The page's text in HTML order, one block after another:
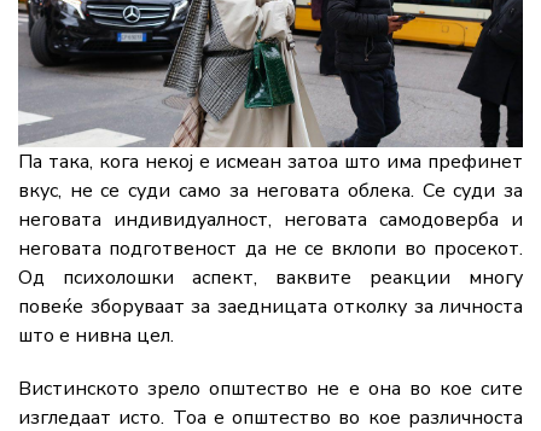
Па така, кога некој е исмеан затоа што има префинет
вкус, не се суди само за неговата облека. Се суди за
неговата индивидуалност, неговата самодоверба и
неговата подготвеност да не се вклопи во просекот.
Од психолошки аспект, ваквите реакции многу
повеќе зборуваат за заедницата отколку за личноста
што е нивна цел.
Вистинското зрело општество не е она во кое сите
изгледаат исто. Тоа е општество во кое различноста